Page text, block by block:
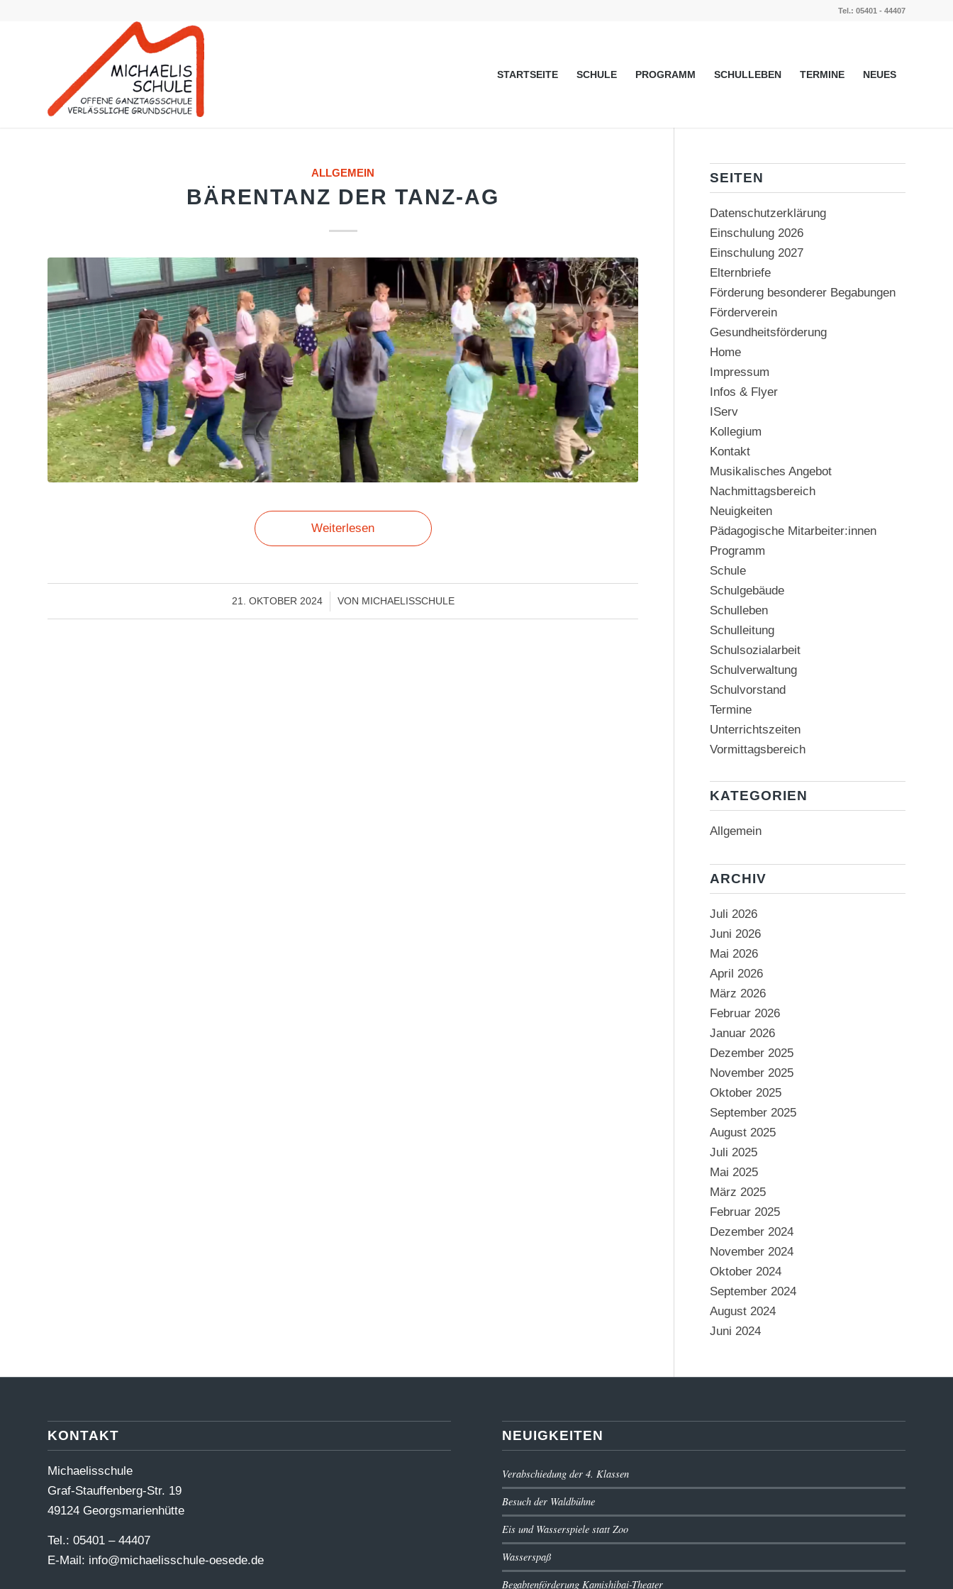
Tel.: 05401 - 44407
STARTSEITE SCHULE PROGRAMM SCHULLEBEN TERMINE NEUES
ALLGEMEIN
BÄRENTANZ DER TANZ-AG
Weiterlesen
21. OKTOBER 2024
/ VON MICHAELISSCHULE
SEITEN
Datenschutzerklärung
Einschulung 2026
Einschulung 2027
Elternbriefe
Förderung besonderer Begabungen
Förderverein
Gesundheitsförderung
Home
Impressum
Infos & Flyer
IServ
Kollegium
Kontakt
Musikalisches Angebot
Nachmittagsbereich
Neuigkeiten
Pädagogische Mitarbeiter:innen
Programm
Schule
Schulgebäude
Schulleben
Schulleitung
Schulsozialarbeit
Schulverwaltung
Schulvorstand
Termine
Unterrichtszeiten
Vormittagsbereich
KATEGORIEN
Allgemein
ARCHIV
Juli 2026
Juni 2026
Mai 2026
April 2026
März 2026
Februar 2026
Januar 2026
Dezember 2025
November 2025
Oktober 2025
September 2025
August 2025
Juli 2025
Mai 2025
März 2025
Februar 2025
Dezember 2024
November 2024
Oktober 2024
September 2024
August 2024
Juni 2024
KONTAKT
Michaelisschule
Graf-Stauffenberg-Str. 19
49124 Georgsmarienhütte
Tel.: 05401 – 44407
E-Mail: info@michaelisschule-oesede.de
NEUIGKEITEN
Verabschiedung der 4. Klassen
Besuch der Waldbühne
Eis und Wasserspiele statt Zoo
Wasserspaß
Begabtenförderung Kamishibai-Theater